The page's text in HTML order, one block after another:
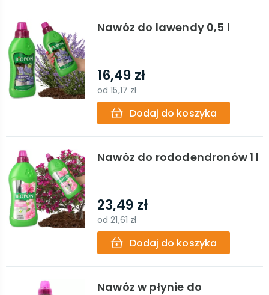
Nawóz do lawendy 0,5 l
16,49 zł
od15,17 zł
Dodaj do koszyka
Nawóz do rododendronów 1 l
23,49 zł
od21,61 zł
Dodaj do koszyka
Nawóz w płynie do